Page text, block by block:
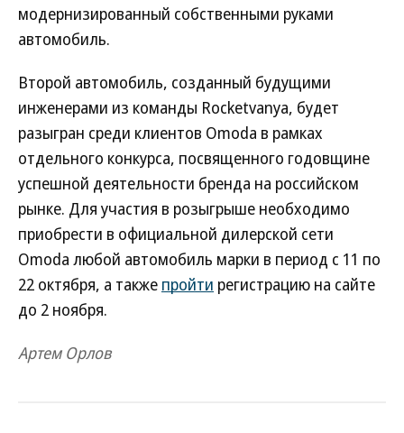
модернизированный собственными руками
автомобиль.
Второй автомобиль, созданный будущими
инженерами из команды Rocketvanya, будет
разыгран среди клиентов Omoda в рамках
отдельного конкурса, посвященного годовщине
успешной деятельности бренда на российском
рынке. Для участия в розыгрыше необходимо
приобрести в официальной дилерской сети
Omoda любой автомобиль марки в период с 11 по
22 октября, а также пройти регистрацию на сайте
до 2 ноября.
Артем Орлов